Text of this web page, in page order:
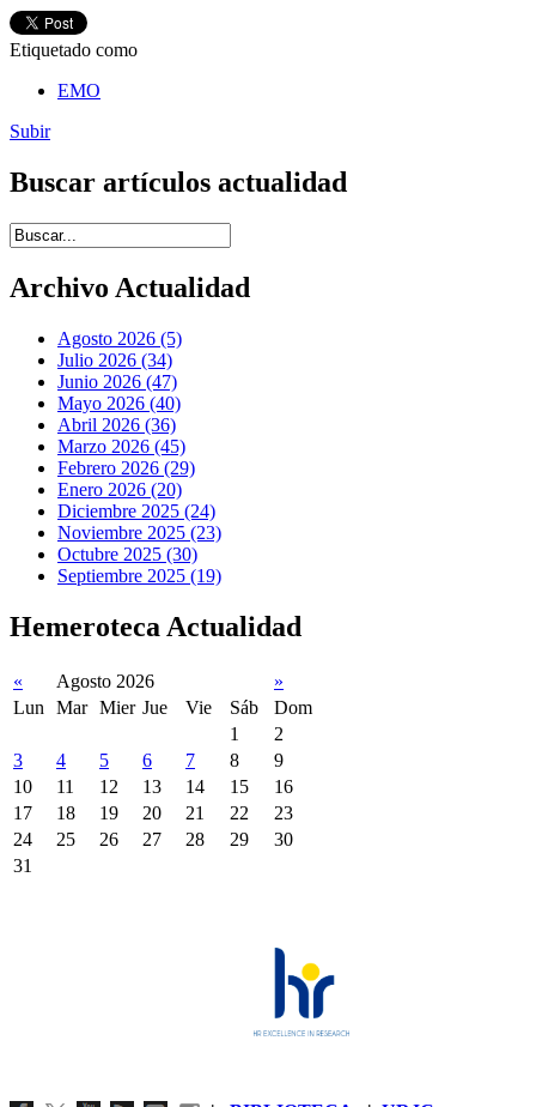
Etiquetado como
EMO
Subir
Buscar artículos actualidad
Introduce términos de búsqueda
Archivo Actualidad
Agosto 2026 (5)
Julio 2026 (34)
Junio 2026 (47)
Mayo 2026 (40)
Abril 2026 (36)
Marzo 2026 (45)
Febrero 2026 (29)
Enero 2026 (20)
Diciembre 2025 (24)
Noviembre 2025 (23)
Octubre 2025 (30)
Septiembre 2025 (19)
Hemeroteca Actualidad
« Agosto 2026
»
Lun
Mar Mier Jue Vie Sáb
Dom
1
2
3
4 5 6 7 8
9
10
11 12 13 14 15
16
17
18 19 20 21 22
23
24
25 26 27 28 29
30
31